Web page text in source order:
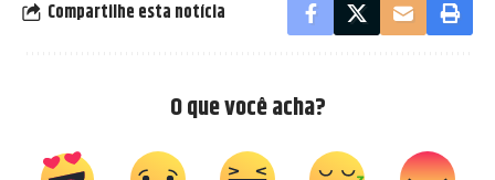
Compartilhe esta notícia
O que você acha?